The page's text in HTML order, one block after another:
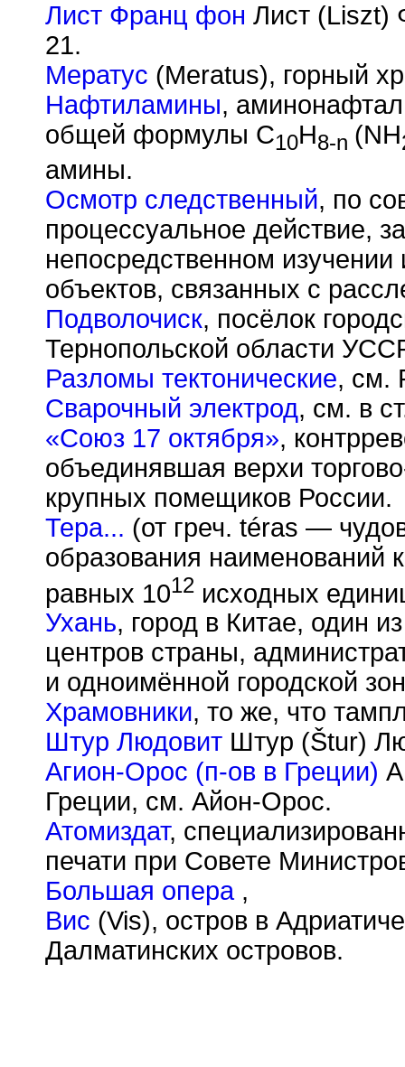
Лист Франц фон Лист
21.
Мератус (Meratus), горный
Нафтиламины,
общей формулы C10H8-n (NH
амины.
Осмотр следственный, по
процессуальное действие,
непосредственном
объектов, связанных с
Подволочиск, посёлок
Тернопольской области
Разломы тектонические, см.
Сварочный электрод, см. в
«Союз 17 октября»,
объединявшая верхи
крупных помещиков России.
Тера... (от греч. téras —
образования наименований
равных 1012 исходных
Ухань, город в Китае, один
центров страны,
и одноимённой городской
Храмовники, то же, что
Штур Людовит Штур (Štur)
Агион-Орос (п-ов в Греции)
Греции, см. Айон-Орос.
Атомиздат,
печати при Совете
Большая опера,
Вис (Vis), остров в
Далматинских островов.